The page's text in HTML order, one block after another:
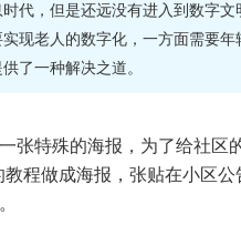
代，但是还远没有进入到数字文
现老人的数字化，一方面需要年
了一种解决之道。
张特殊的海报，为了给社区
程做成海报，张贴在小区